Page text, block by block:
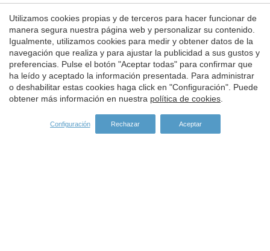
SPONSORS
Utilizamos cookies propias y de terceros para hacer funcionar de
manera segura nuestra página web y personalizar su contenido.
Igualmente, utilizamos cookies para medir y obtener datos de la
navegación que realiza y para ajustar la publicidad a sus gustos y
preferencias. Pulse el botón "Aceptar todas" para confirmar que
ha leído y aceptado la información presentada. Para administrar
o deshabilitar estas cookies haga click en "Configuración". Puede
obtener más información en nuestra política de cookies.
Configuración Rechazar Aceptar
Guardar configuración Aceptar todas